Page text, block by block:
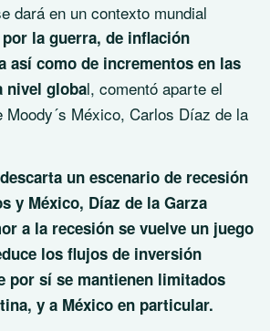
dará en un contexto mundial
la guerra, de inflación
así como de incrementos en las
nivel global, comentó aparte el
Moody´s México, Carlos Díaz de la
descarta un escenario de recesión
y México, Díaz de la Garza
a la recesión se vuelve un juego
los flujos de inversión
por sí se mantienen limitados
y a México en particular.